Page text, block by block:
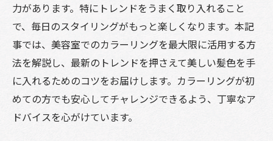
力があります。特にトレンドをうまく取り入れること
で、毎日のスタイリングがもっと楽しくなります。本記
事では、美容室でのカラーリングを最大限に活用する方
法を解説し、最新のトレンドを押さえて美しい髪色を手
に入れるためのコツをお届けします。カラーリングが初
めての方でも安心してチャレンジできるよう、丁寧なア
ドバイスを心がけています。